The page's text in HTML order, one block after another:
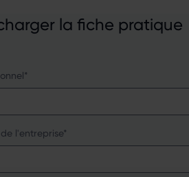
la fiche pratique
*
l'entreprise*